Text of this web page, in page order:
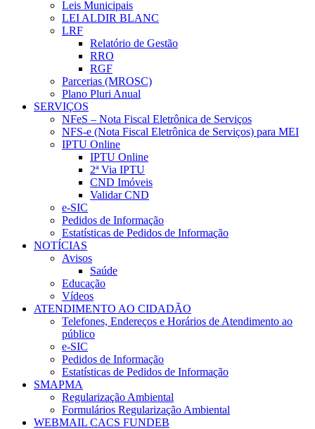
Leis Municipais
LEI ALDIR BLANC
LRF
Relatório de Gestão
RRO
RGF
Parcerias (MROSC)
Plano Pluri Anual
SERVIÇOS
NFeS – Nota Fiscal Eletrônica de Serviços
NFS-e (Nota Fiscal Eletrônica de Serviços) para MEI
IPTU Online
IPTU Online
2ª Via IPTU
CND Imóveis
Validar CND
e-SIC
Pedidos de Informação
Estatísticas de Pedidos de Informação
NOTÍCIAS
Avisos
Saúde
Educação
Vídeos
ATENDIMENTO AO CIDADÃO
Telefones, Endereços e Horários de Atendimento ao
público
e-SIC
Pedidos de Informação
Estatísticas de Pedidos de Informação
SMAPMA
Regularização Ambiental
Formulários Regularização Ambiental
WEBMAIL CACS FUNDEB